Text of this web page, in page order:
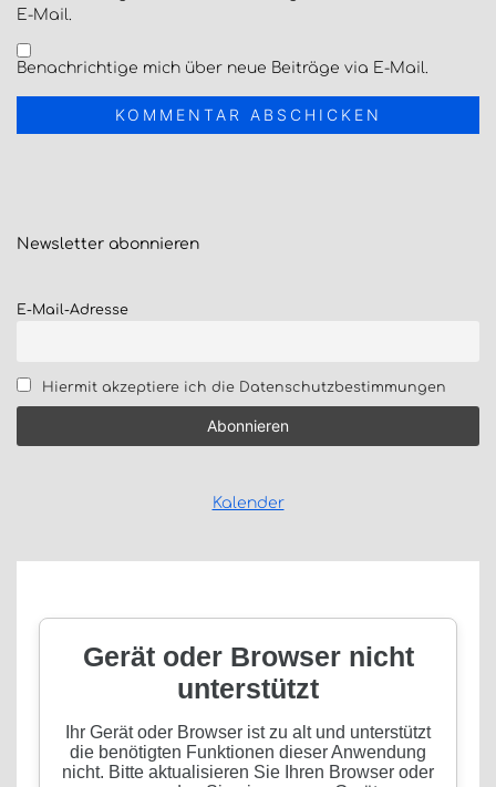
E-Mail.
Benachrichtige mich über neue Beiträge via E-Mail.
Newsletter abonnieren
E-Mail-Adresse
Hiermit akzeptiere ich die Datenschutzbestimmungen
Kalender